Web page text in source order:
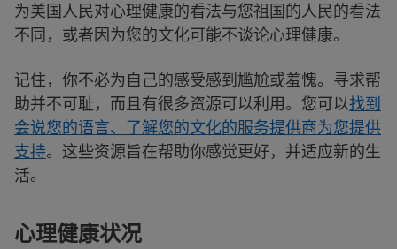
为美国人民对心理健康的看法与您祖国的人民的看法
不同，或者因为您的文化可能不谈论心理健康。
记住，你不必为自己的感受感到尴尬或羞愧。寻求帮
助并不可耻，而且有很多资源可以利用。您可以找到
会说您的语言、了解您的文化的服务提供商为您提供
支持。这些资源旨在帮助你感觉更好，并适应新的生
活。
心理健康状况